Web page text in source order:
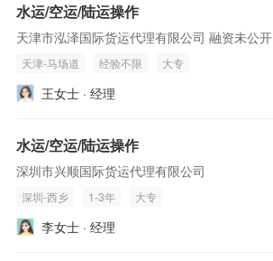
水运/空运/陆运操作
天津市泓泽国际货运代理有限公司 融资未公开
天津-马场道 经验不限 大专
王女士 · 经理
水运/空运/陆运操作
深圳市兴顺国际货运代理有限公司
深圳-西乡 1-3年 大专
李女士 · 经理